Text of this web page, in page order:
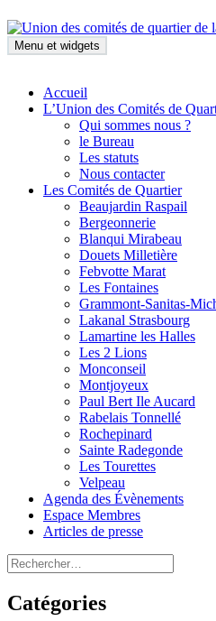
au
contenu
de la ville de
Menu et widgets
Accueil
L’Union des Comités de
Qui sommes nous ?
le Bureau
Les statuts
Nous contacter
Les Comités de Quartier
Beaujardin Raspail
Bergeonnerie
Blanqui Mirabeau
Douets Milletière
Febvotte Marat
Les Fontaines
Grammont-Sanitas-
Lakanal Strasbourg
Lamartine les Halles
Les 2 Lions
Monconseil
Montjoyeux
Paul Bert Ile Aucard
Rabelais Tonnellé
Rochepinard
Sainte Radegonde
Les Tourettes
Velpeau
Agenda des Évènements
Espace Membres
Articles de presse
Rechercher :
Catégories